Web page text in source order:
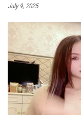
July 9, 2025